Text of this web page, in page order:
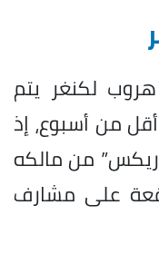
لكنغر يتم
من أسبوع، إذ
من مالكه
على مشارف